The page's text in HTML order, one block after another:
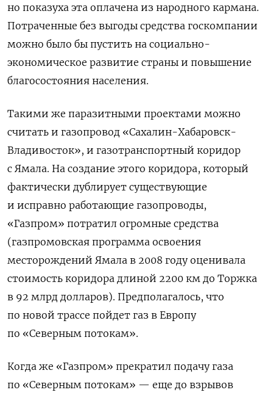
но показуха эта оплачена из народного кармана.
Потраченные без выгоды средства госкомпании
можно было бы пустить на социально-
экономическое развитие страны и повышение
благосостояния населения.
Такими же паразитными проектами можно
считать и газопровод «Сахалин-Хабаровск-
Владивосток», и газотранспортный коридор
с Ямала. На создание этого коридора, который
фактически дублирует существующие
и исправно работающие газопроводы,
«Газпром» потратил огромные средства
(газпромовская программа освоения
месторождений Ямала в 2008 году оценивала
стоимость коридора длиной 2200 км до Торжка
в 92 млрд долларов). Предполагалось, что
по новой трассе пойдет газ в Европу
по «Северным потокам».
Когда же «Газпром» прекратил подачу газа
по «Северным потокам» — еще до взрывов